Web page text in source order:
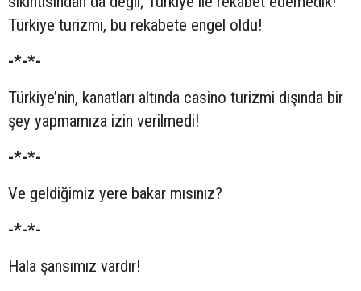
Türkiye turizmi, bu rekabete engel oldu!
-*-*-
Türkiye’nin, kanatları altında casino turizmi dışında bir
şey yapmamıza izin verilmedi!
-*-*-
Ve geldiğimiz yere bakar mısınız?
-*-*-
Hala şansımız vardır!